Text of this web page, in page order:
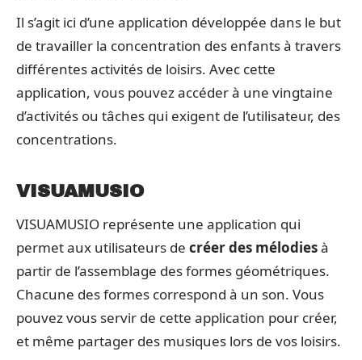
Il s’agit ici d’une application développée dans le but
de travailler la concentration des enfants à travers
différentes activités de loisirs. Avec cette
application, vous pouvez accéder à une vingtaine
d’activités ou tâches qui exigent de l’utilisateur, des
concentrations.
VISUAMUSIO
VISUAMUSIO représente une application qui
permet aux utilisateurs de créer des mélodiesà
partir de l’assemblage des formes géométriques.
Chacune des formes correspond à un son. Vous
pouvez vous servir de cette application pour créer,
et même partager des musiques lors de vos loisirs.